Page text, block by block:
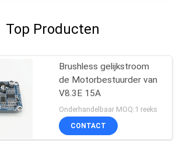
Top Producten
Brushless gelijkstroom
de Motorbestuurder van
V8.3E 15A
Onderhandelbaar MOQ:1 reeks
CONTACT